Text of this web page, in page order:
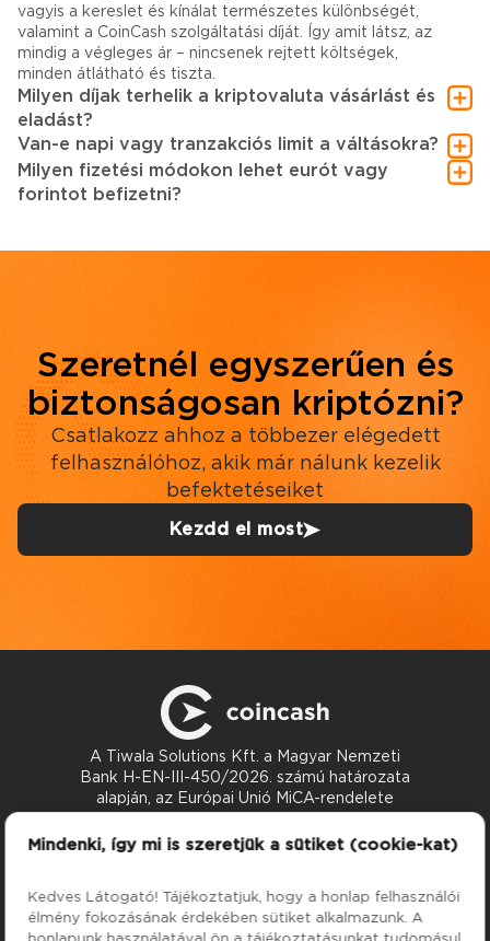
vagyis a kereslet és kínálat természetes különbségét,
valamint a CoinCash szolgáltatási díját. Így amit látsz, az
mindig a végleges ár – nincsenek rejtett költségek,
minden átlátható és tiszta.
Milyen díjak terhelik a kriptovaluta vásárlást és
eladást?
Van-e napi vagy tranzakciós limit a váltásokra?
Milyen fizetési módokon lehet eurót vagy
forintot befizetni?
Szeretnél egyszerűen és
biztonságosan kriptózni?
Csatlakozz ahhoz a többezer elégedett
felhasználóhoz, akik már nálunk kezelik
befektetéseiket
Kezdd el most
A Tiwala Solutions Kft. a Magyar Nemzeti
Bank H-EN-III-450/2026. számú határozata
alapján, az Európai Unió MiCA-rendelete
szerint nyújt kriptoeszköz-szolgáltatásokat.
Kapcsolat
Szolgáltatások Cég
Mindenki, így mi is szeretjük a sütiket (cookie-kat)
Kedves Látogató! Tájékoztatjuk, hogy a honlap felhasználói
élmény fokozásának érdekében sütiket alkalmazunk. A